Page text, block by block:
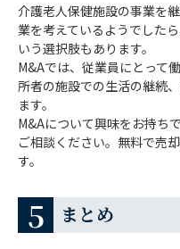
介護老人保健施設の事業を
業を考えているようでした
いう選択肢もあります。
M&Aでは、従業員にとって
所者の施設での生活の継続
ます。
M&Aについて興味をお持ち
ご相談ください。無料で売
す。
まとめ